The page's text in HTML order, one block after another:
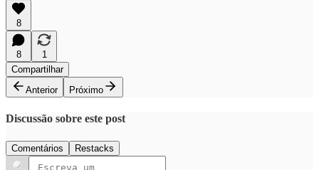
8
8
1
Compartilhar
Anterior
Próximo
Discussão sobre este post
Comentários Restacks